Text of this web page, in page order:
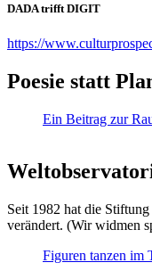
DADA trifft DIGIT
https://
Poesie statt
Ein Beitrag zur
Seit 1982 hat die
verändert. (Wir widmen
Figuren tanzen im